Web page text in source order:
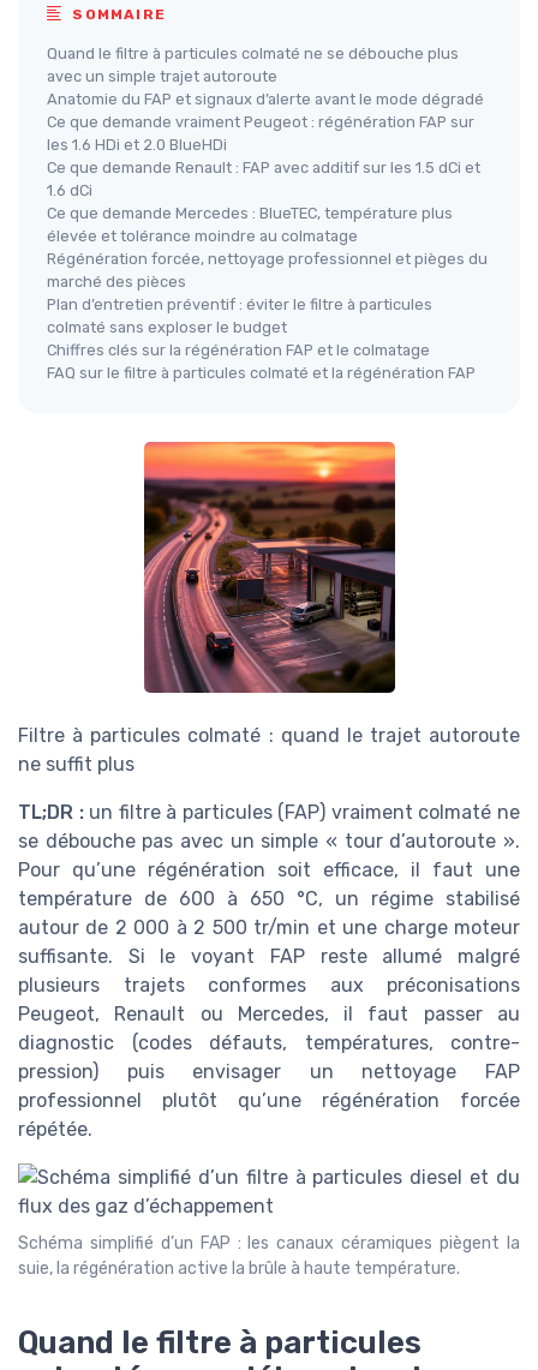
SOMMAIRE
Quand le filtre à particules colmaté ne se débouche plus
avec un simple trajet autoroute
Anatomie du FAP et signaux d’alerte avant le mode dégradé
Ce que demande vraiment Peugeot : régénération FAP sur
les 1.6 HDi et 2.0 BlueHDi
Ce que demande Renault : FAP avec additif sur les 1.5 dCi et
1.6 dCi
Ce que demande Mercedes : BlueTEC, température plus
élevée et tolérance moindre au colmatage
Régénération forcée, nettoyage professionnel et pièges du
marché des pièces
Plan d’entretien préventif : éviter le filtre à particules
colmaté sans exploser le budget
Chiffres clés sur la régénération FAP et le colmatage
FAQ sur le filtre à particules colmaté et la régénération FAP
Filtre à particules colmaté : quand le trajet autoroute
ne suffit plus
TL;DR :un filtre à particules (FAP) vraiment colmaté ne
se débouche pas avec un simple « tour d’autoroute ».
Pour qu’une régénération soit efficace, il faut une
température de 600 à 650 °C, un régime stabilisé
autour de 2 000 à 2 500 tr/min et une charge moteur
suffisante. Si le voyant FAP reste allumé malgré
plusieurs trajets conformes aux préconisations
Peugeot, Renault ou Mercedes, il faut passer au
diagnostic (codes défauts, températures, contre-
pression) puis envisager un nettoyage FAP
professionnel plutôt qu’une régénération forcée
répétée.
Schéma simplifié d’un FAP : les canaux céramiques piègent la
suie, la régénération active la brûle à haute température.
Quand le filtre à particules